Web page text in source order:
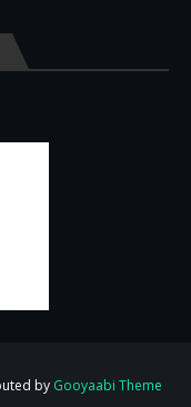
by Gooyaabi Theme